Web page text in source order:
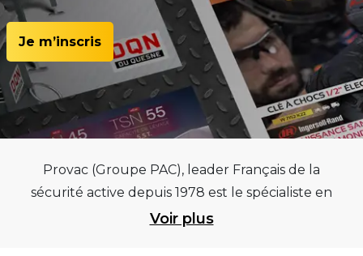
Je m’inscris
Provac (Groupe PAC), leader Français de la
sécurité active depuis 1978 est le spécialiste en
équipements pour garages et centres
Voir plus